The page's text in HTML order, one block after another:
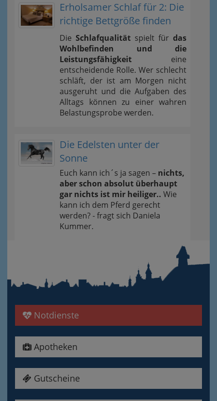
Erholsamer Schlaf für 2: Die
richtige Bettgröße finden
Die Schlafqualität spielt für das
Wohlbefinden und die
Leistungsfähigkeit eine
entscheidende Rolle. Wer schlecht
schläft, der ist am Morgen nicht
ausgeruht und die Aufgaben des
Alltags können zu einer wahren
Belastungsprobe werden.
Die Edelsten unter der
Sonne
Euch kann ich´s ja sagen – nichts,
aber schon absolut überhaupt
gar nichts ist mir heiliger.. Wie
kann ich dem Pferd gerecht
werden? - fragt sich Daniela
Kummer.
Notdienste
Apotheken
Gutscheine